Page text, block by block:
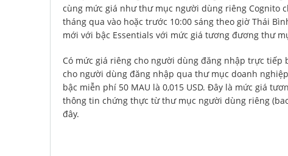
cùng mức giá như thư mục người dùng riêng Cognito
tháng qua vào hoặc trước 10:00 sáng theo giờ Thái
mới với bậc Essentials với mức giá tương đương thư
Có mức giá riêng cho người dùng đăng nhập trực
cho người dùng đăng nhập qua thư mục doanh
bậc miễn phí 50 MAU là 0,015 USD. Đây là mức giá
thông tin chứng thực từ thư mục người dùng riêng
đây.